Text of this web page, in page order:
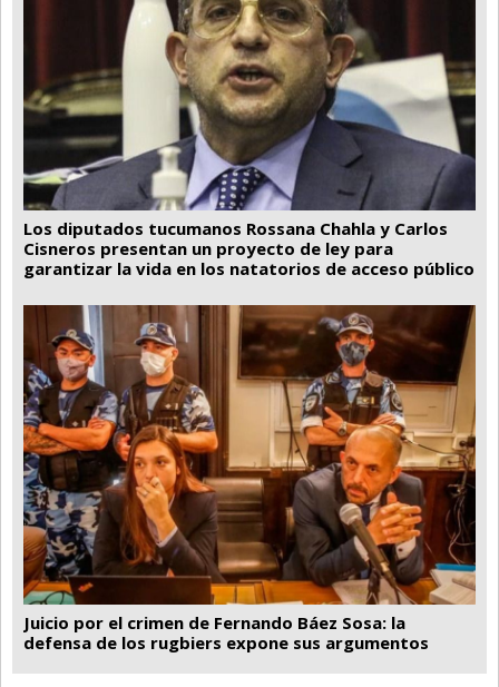
Los diputados tucumanos Rossana Chahla y Carlos
Cisneros presentan un proyecto de ley para
garantizar la vida en los natatorios de acceso público
Juicio por el crimen de Fernando Báez Sosa: la
defensa de los rugbiers expone sus argumentos